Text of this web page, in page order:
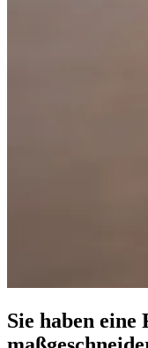
Sie haben eine